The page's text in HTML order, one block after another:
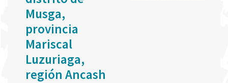
Musga,
provincia
Mariscal
Luzuriaga,
región Ancash